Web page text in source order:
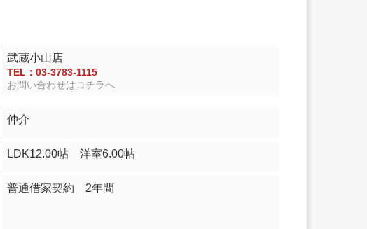
武蔵小山店
TEL：03-3783-1115
お問い合わせはコチラへ
仲介
LDK12.00帖 洋室6.00帖
普通借家契約 2年間